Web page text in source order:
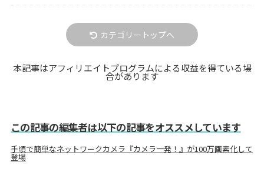
カテゴリートップへ
本記事はアフィリエイトプログラムによる収益を得ている場
合があります
この記事の編集者は以下の記事をオススメしています
手頃で簡単なネットワークカメラ『カメラ一発！』が100万画素化して
登場